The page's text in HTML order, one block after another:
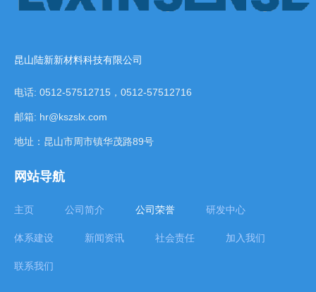
昆山陆新新材料科技有限公司
电话: 0512-57512715，0512-57512716
邮箱: hr@kszslx.com
地址：昆山市周市镇华茂路89号
网站导航
主页 公司简介 公司荣誉 研发中心
体系建设 新闻资讯 社会责任 加入我们
联系我们